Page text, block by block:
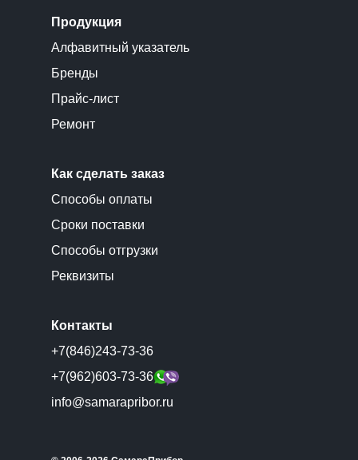
Продукция
Алфавитный указатель
Бренды
Прайс-лист
Ремонт
Как сделать заказ
Способы оплаты
Сроки поставки
Способы отгрузки
Реквизиты
Контакты
+7(846)243-73-36
+7(962)603-73-36
info@samarapribor.ru